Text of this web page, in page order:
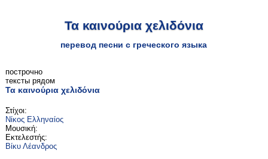
Τα καινούρια χελιδόνια
перевод песни с греческого языка
построчно
тексты рядом
Τα καινούρια χελιδόνια
Στίχοι:
Νίκος Ελληναίος
Μουσική:
Εκτελεστής:
Βίκυ Λέανδρος